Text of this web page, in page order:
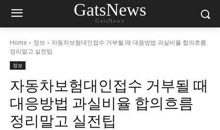
GatsNews
GatsNews
Home 정보
자동차보험대인접수 거부될 때 대응방법 과실비율 합의흐름
정리말고 실전팁
정보
자동차보험대인접수 거부될 때
대응방법 과실비율 합의흐름
정리말고 실전팁